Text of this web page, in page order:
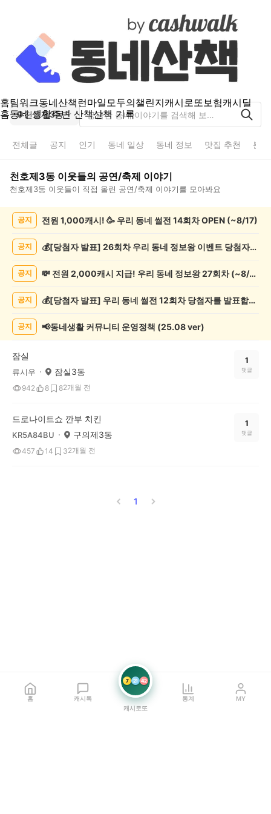
홈팀워크동네산책 런마일모두의챌린지캐시로또보험캐시딜
홈동네 생활주변 산책산책 기록
천호제3동
전체글 공지 인기 동네 일상 동네 정보 맛집 추천 분
천호제3동 이웃들의 공연/축제 이야기
천호제3동 이웃들이 직접 올린 공연/축제 이야기를 모아봐요
연/
글
공지 전원 1,000캐시! 🥳 우리 동네 썰전 14회차 OPEN (~8/17)
공지 💰[당첨자 발표] 26회차 우리 동네 정보왕 이벤트 당첨자를 발표합니다!
공지 💸 전원 2,000캐시 지급! 우리 동네 정보왕 27회차 (~8/10)
공지 💰[당첨자 발표] 우리 동네 썰전 12회차 당첨자를 발표합니다!
공지 📢동네생활 커뮤니티 운영정책 (25.08 ver)
잠실
류시우 잠실3동
942 8 82개월 전
1
댓글
드로나이트쇼 깐부 치킨
KR5A84BU 구의제3동
457 14 32개월 전
1
댓글
1
홈 캐시톡
7 21 42
캐시로또
통계 MY